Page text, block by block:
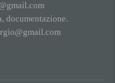
documentazione.